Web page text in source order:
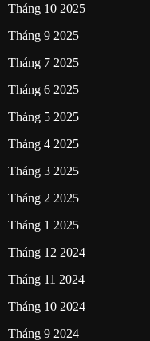
Tháng 10 2025
Tháng 9 2025
Tháng 7 2025
Tháng 6 2025
Tháng 5 2025
Tháng 4 2025
Tháng 3 2025
Tháng 2 2025
Tháng 1 2025
Tháng 12 2024
Tháng 11 2024
Tháng 10 2024
Tháng 9 2024